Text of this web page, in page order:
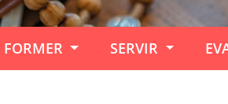
FORMER SERVIR